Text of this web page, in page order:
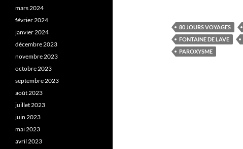
80 JOURS VOYAGES
FONTAINE DE LAVE
PAROXYSME
mars 2024
février 2024
janvier 2024
décembre 2023
novembre 2023
octobre 2023
septembre 2023
août 2023
juillet 2023
juin 2023
mai 2023
avril 2023